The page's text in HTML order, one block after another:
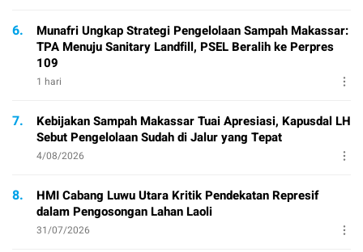
6.
Munafri Ungkap Strategi Pengelolaan Sampah Makassar:
TPA Menuju Sanitary Landfill, PSEL Beralih ke Perpres
109
1 hari
7.
Kebijakan Sampah Makassar Tuai Apresiasi, Kapusdal LH
Sebut Pengelolaan Sudah di Jalur yang Tepat
4/08/2026
8.
HMI Cabang Luwu Utara Kritik Pendekatan Represif
dalam Pengosongan Lahan Laoli
31/07/2026